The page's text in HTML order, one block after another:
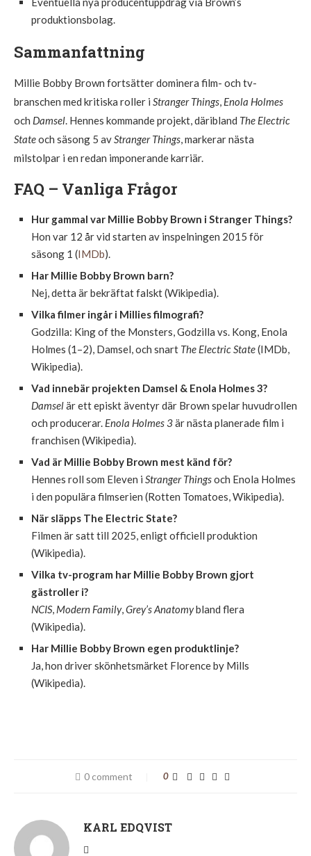
produktionsbolag.
Sammanfattning
Millie Bobby Brown fortsätter dominera film- och tv-
branschen med kritiska roller i Stranger Things, Enola Holmes
och Damsel. Hennes kommande projekt, däribland The Electric
Stateoch säsong 5 avStranger Things, markerar nästa
milstolpar i en redan imponerande karriär.
FAQ – Vanliga Frågor
Hur gammal var Millie Bobby Brown i Stranger Things?
Hon var 12 år vid starten av inspelningen 2015 för
säsong 1 (IMDb).
Har Millie Bobby Brown barn?
Nej, detta är bekräftat falskt (Wikipedia).
Vilka filmer ingår i Millies filmografi?
Godzilla: King of the Monsters, Godzilla vs. Kong, Enola
Holmes (1–2), Damsel, och snart The Electric State(IMDb,
Wikipedia).
Vad innebär projekten Damsel & Enola Holmes 3?
Damselär ett episkt äventyr där Brown spelar huvudrollen
och producerar. Enola Holmes 3är nästa planerade film i
franchisen (Wikipedia).
Vad är Millie Bobby Brown mest känd för?
Hennes roll som Eleven i Stranger Thingsoch Enola Holmes
i den populära filmserien (Rotten Tomatoes, Wikipedia).
När släpps The Electric State?
Filmen är satt till 2025, enligt officiell produktion
(Wikipedia).
Vilka tv-program har Millie Bobby Brown gjort
gästroller i?
NCIS, Modern Family,Grey’s Anatomybland flera
(Wikipedia).
Har Millie Bobby Brown egen produktlinje?
Ja, hon driver skönhetsmärket Florence by Mills
(Wikipedia).
0 comment 0
KARL EDQVIST